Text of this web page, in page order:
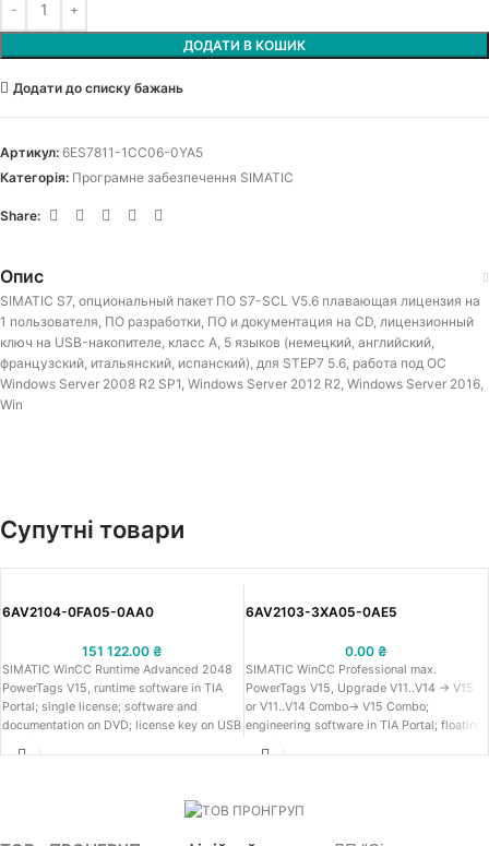
ДОДАТИ В КОШИК
Додати до списку бажань
Артикул: 6ES7811-1CC06-0YA5
Категорія: Програмне забезпечення SIMATIC
Share:
Опис
SIMATIC S7, опциональный пакет ПО S7-SCL V5.6 плавающая лицензия на
1 пользователя, ПО разработки, ПО и документация на CD, лицензионный
ключ на USB-накопителе, класс A, 5 языков (немецкий, английский,
французский, итальянский, испанский), для STEP7 5.6, работа под ОС
Windows Server 2008 R2 SP1, Windows Server 2012 R2, Windows Server 2016,
Win
Супутні товари
6AV2104-0FA05-0AA0
151 122.00 ₴
SIMATIC WinCC Runtime Advanced 2048
PowerTags V15, runtime software in TIA
Portal; single license; software and
documentation on DVD; license key on USB
8.1/10 (64 bit), WinSrv 2008 R2/2012
6AV2103-3XA05-0AE5
0.00 ₴
SIMATIC WinCC Professional max.
PowerTags V15, Upgrade V11..V14 -> V15
or V11..V14 Combo-> V15 Combo;
engineering software in TIA Portal; floating
bit), WinSrv 2012 R2/2016 (64 bit) for